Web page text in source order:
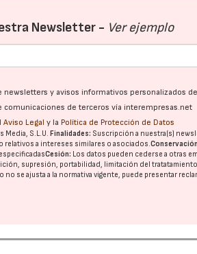
Newsletter - Ver ejemplo
newsletters y avisos informativos personalizados
comunicaciones de terceros vía interempresas.net
Aviso Legal y la Política de Protección de Datos
Media, S.L.U.Finalidades: Suscripción a nuestra(s)
relativos a intereses similares o asociados.
Cesión: Los datos pueden cederse a otras
supresión, portabilidad, limitación del
no se ajusta a la normativa vigente, puede presentar